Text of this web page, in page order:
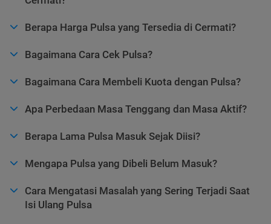
Berapa Harga Pulsa yang Tersedia di Cermati?
Bagaimana Cara Cek Pulsa?
Bagaimana Cara Membeli Kuota dengan Pulsa?
Apa Perbedaan Masa Tenggang dan Masa Aktif?
Berapa Lama Pulsa Masuk Sejak Diisi?
Mengapa Pulsa yang Dibeli Belum Masuk?
Cara Mengatasi Masalah yang Sering Terjadi Saat
Isi Ulang Pulsa